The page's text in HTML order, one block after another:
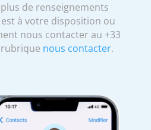
de renseignements
à votre disposition ou
nous contacter au +33
rubrique nous contacter.